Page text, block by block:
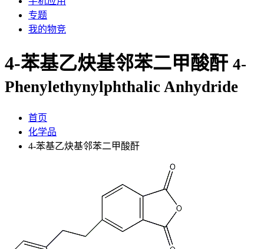
专题
我的物竞
4-苯基乙炔基邻苯二甲酸酐 4-
Phenylethynylphthalic Anhydride
首页
化学品
4-苯基乙炔基邻苯二甲酸酐